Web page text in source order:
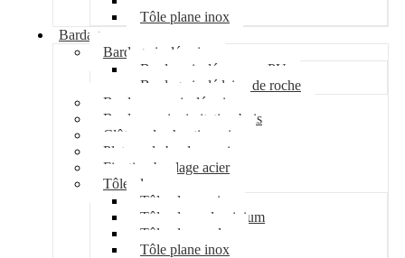
Tôle plane inox
Bardage
Bardage isolé acier
Bardage isolé mousse PU
Bardage isolé laine de roche
Bardage non isolé acier
Bardage acier imitation bois
Clôture de chantier acier
Plateau de bardage acier
Fixation bardage acier
Tôle plane
Tôle plane acier
Tôle plane aluminium
Tôle plane galva
Tôle plane inox